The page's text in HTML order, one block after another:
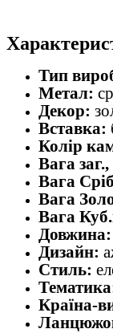
Тип
Метал:
Декор:
Вставка:
Колір
Вага
Вага
Вага
Вага
Довжина:
Дизайн:
Стиль:
Країна-